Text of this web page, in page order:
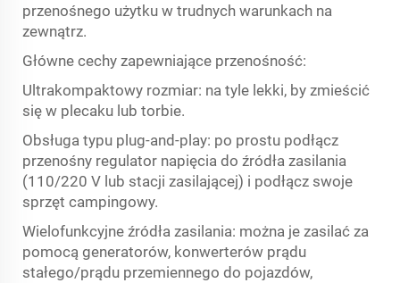
przenośnego użytku w trudnych warunkach na
zewnątrz.
Główne cechy zapewniające przenośność:
Ultrakompaktowy rozmiar: na tyle lekki, by zmieścić
się w plecaku lub torbie.
Obsługa typu plug-and-play: po prostu podłącz
przenośny regulator napięcia do źródła zasilania
(110/220 V lub stacji zasilającej) i podłącz swoje
sprzęt campingowy.
Wielofunkcyjne źródła zasilania: można je zasilać za
pomocą generatorów, konwerterów prądu
stałego/prądu przemiennego do pojazdów,